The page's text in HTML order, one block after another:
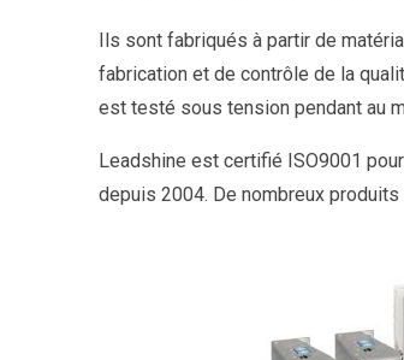
Ils sont fabriqués à partir de
fabrication et de contrôle de la
est testé sous tension pendant au
Leadshine est certifié ISO9001
depuis 2004. De nombreux